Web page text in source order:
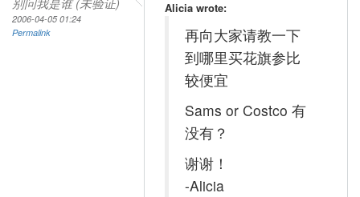
2006-04-05 01:24
Permalink
Alicia wrote:
再向大家请教一下
到哪里买花旗参比
较便宜
Sams or Costco 有
没有？
谢谢！
-Alicia